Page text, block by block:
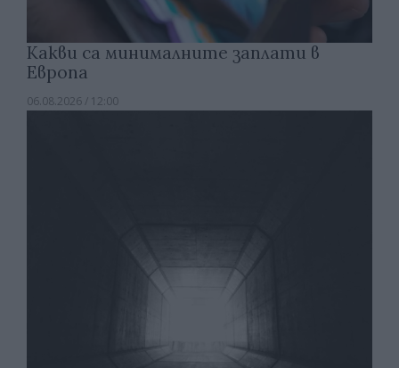
Какви са минималните заплати в
Европа
06.08.2026 / 12:00